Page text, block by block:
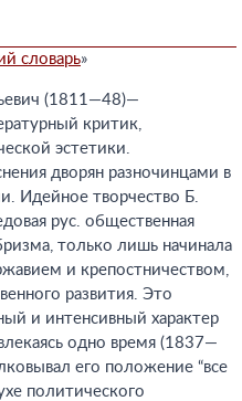
словарь»
(1811—48)—
критик,
эстетики.
дворян разночинцами в
Идейное творчество Б.
рус. общественная
только лишь начинала
и крепостничеством,
развития. Это
и интенсивный характер
одно время (1837—
его положение “все
политического